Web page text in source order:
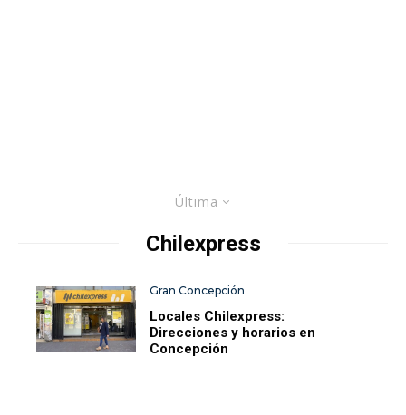
Última
Chilexpress
Gran Concepción
Locales Chilexpress:
Direcciones y horarios en
Concepción